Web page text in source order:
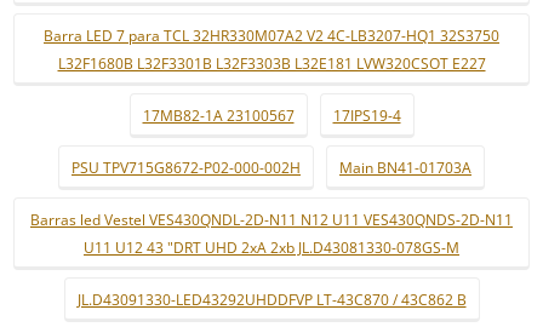
Barra LED 7 para TCL 32HR330M07A2 V2 4C-LB3207-HQ1 32S3750
L32F1680B L32F3301B L32F3303B L32E181 LVW320CSOT E227
17MB82-1A 23100567 17IPS19-4
PSU TPV715G8672-P02-000-002H Main BN41-01703A
Barras led Vestel VES430QNDL-2D-N11 N12 U11 VES430QNDS-2D-N11
U11 U12 43 "DRT UHD 2xA 2xb JL.D43081330-078GS-M
JL.D43091330-LED43292UHDDFVP LT-43C870 / 43C862 B